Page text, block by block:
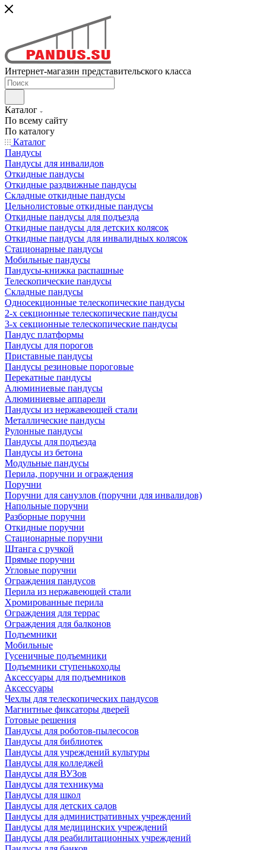
Интернет-магазин представительского класса
Каталог
По всему сайту
По каталогу
Каталог
Пандусы
Пандусы для инвалидов
Откидные пандусы
Откидные раздвижные пандусы
Складные откидные пандусы
Цельнолистовые откидные пандусы
Откидные пандусы для подъезда
Откидные пандусы для детских колясок
Откидные пандусы для инвалидных колясок
Стационарные пандусы
Мобильные пандусы
Пандусы-книжка распашные
Телескопические пандусы
Складные пандусы
Односекционные телескопические пандусы
2-х секционные телескопические пандусы
3-х секционные телескопические пандусы
Пандус платформы
Пандусы для порогов
Приставные пандусы
Пандусы резиновые пороговые
Перекатные пандусы
Алюминиевые пандусы
Алюминиевые аппарели
Пандусы из нержавеющей стали
Металлические пандусы
Рулонные пандусы
Пандусы для подъезда
Пандусы из бетона
Модульные пандусы
Перила, поручни и ограждения
Поручни
Поручни для санузлов (поручни для инвалидов)
Напольные поручни
Разборные поручни
Откидные поручни
Стационарные поручни
Штанга с ручкой
Прямые поручни
Угловые поручни
Ограждения пандусов
Перила из нержавеющей стали
Хромированные перила
Ограждения для террас
Ограждения для балконов
Подъемники
Мобильные
Гусеничные подъемники
Подъемники ступенькоходы
Аксессуары для подъемников
Аксессуары
Чехлы для телескопических пандусов
Магнитные фиксаторы дверей
Готовые решения
Пандусы для роботов-пылесосов
Пандусы для библиотек
Пандусы для учреждений культуры
Пандусы для колледжей
Пандусы для ВУЗов
Пандусы для техникума
Пандусы для школ
Пандусы для детских садов
Пандусы для административных учреждений
Пандусы для медицинских учреждений
Пандусы для реабилитационных учреждений